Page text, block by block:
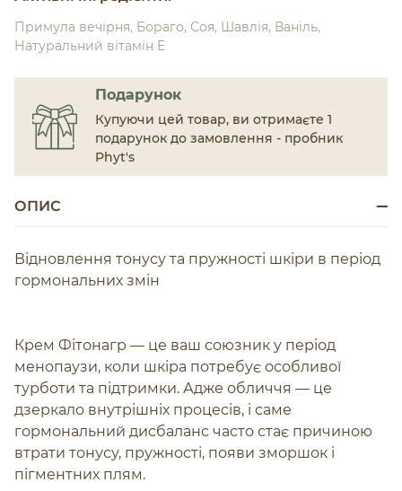
Примула вечірня, Бораго, Соя, Шавлія, Ваніль,
Натуральний вітамін Е
Подарунок
Купуючи цей товар, ви отримаєте 1
подарунок до замовлення - пробник
Phyt's
ОПИС
Відновлення тонусу та пружності шкіри в період
гормональних змін
Крем Фітонагр — це ваш союзник у період
менопаузи, коли шкіра потребує особливої
турботи та підтримки. Адже обличчя — це
дзеркало внутрішніх процесів, і саме
гормональний дисбаланс часто стає причиною
втрати тонусу, пружності, появи зморшок і
пігментних плям.